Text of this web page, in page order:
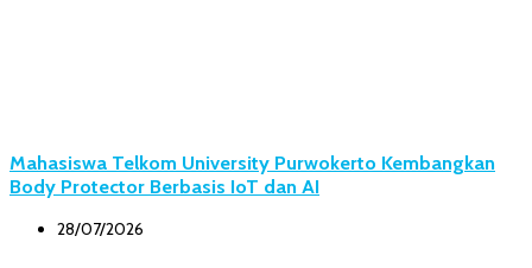
Mahasiswa Telkom University Purwokerto Kembangkan
Body Protector Berbasis IoT dan AI
28/07/2026